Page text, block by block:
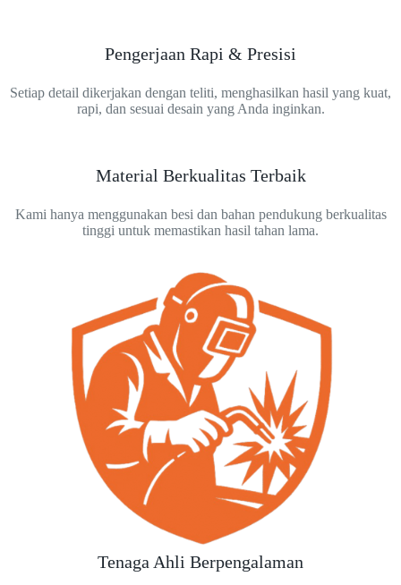
Pengerjaan Rapi & Presisi
Setiap detail dikerjakan dengan teliti, menghasilkan hasil yang kuat,
rapi, dan sesuai desain yang Anda inginkan.
Material Berkualitas Terbaik
Kami hanya menggunakan besi dan bahan pendukung berkualitas
tinggi untuk memastikan hasil tahan lama.
Tenaga Ahli Berpengalaman